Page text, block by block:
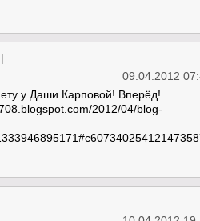
|
09.04.2012
у Даши Карповой! Вперёд!
2012/04/blog-